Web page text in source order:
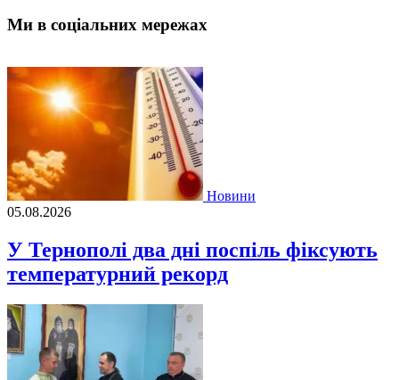
Ми в соціальних мережах
Новини
05.08.2026
У Тернополі два дні поспіль фіксують
температурний рекорд